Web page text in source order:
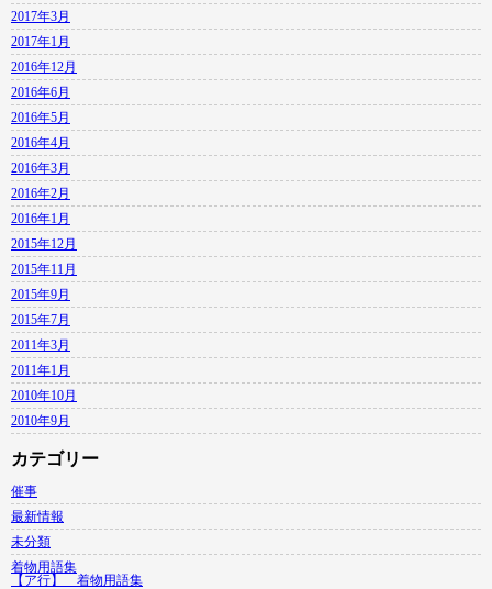
2017年3月
2017年1月
2016年12月
2016年6月
2016年5月
2016年4月
2016年3月
2016年2月
2016年1月
2015年12月
2015年11月
2015年9月
2015年7月
2011年3月
2011年1月
2010年10月
2010年9月
カテゴリー
催事
最新情報
未分類
着物用語集
【ア行】 着物用語集